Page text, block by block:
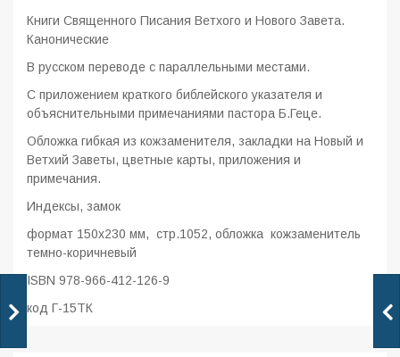
Книги Священного Писания Ветхого и Нового Завета.
Канонические
В русском переводе с параллельными местами.
С приложением краткого библейского указателя и
объяснительными примечаниями пастора Б.Геце.
Обложка гибкая из кожзаменителя, закладки на Новый и
Ветхий Заветы, цветные карты, приложения и
примечания.
Индексы, замок
формат 150x230 мм, стр.1052, обложка кожзаменитель
темно-коричневый
ISBN 978-966-412-126-9
код Г-15ТК